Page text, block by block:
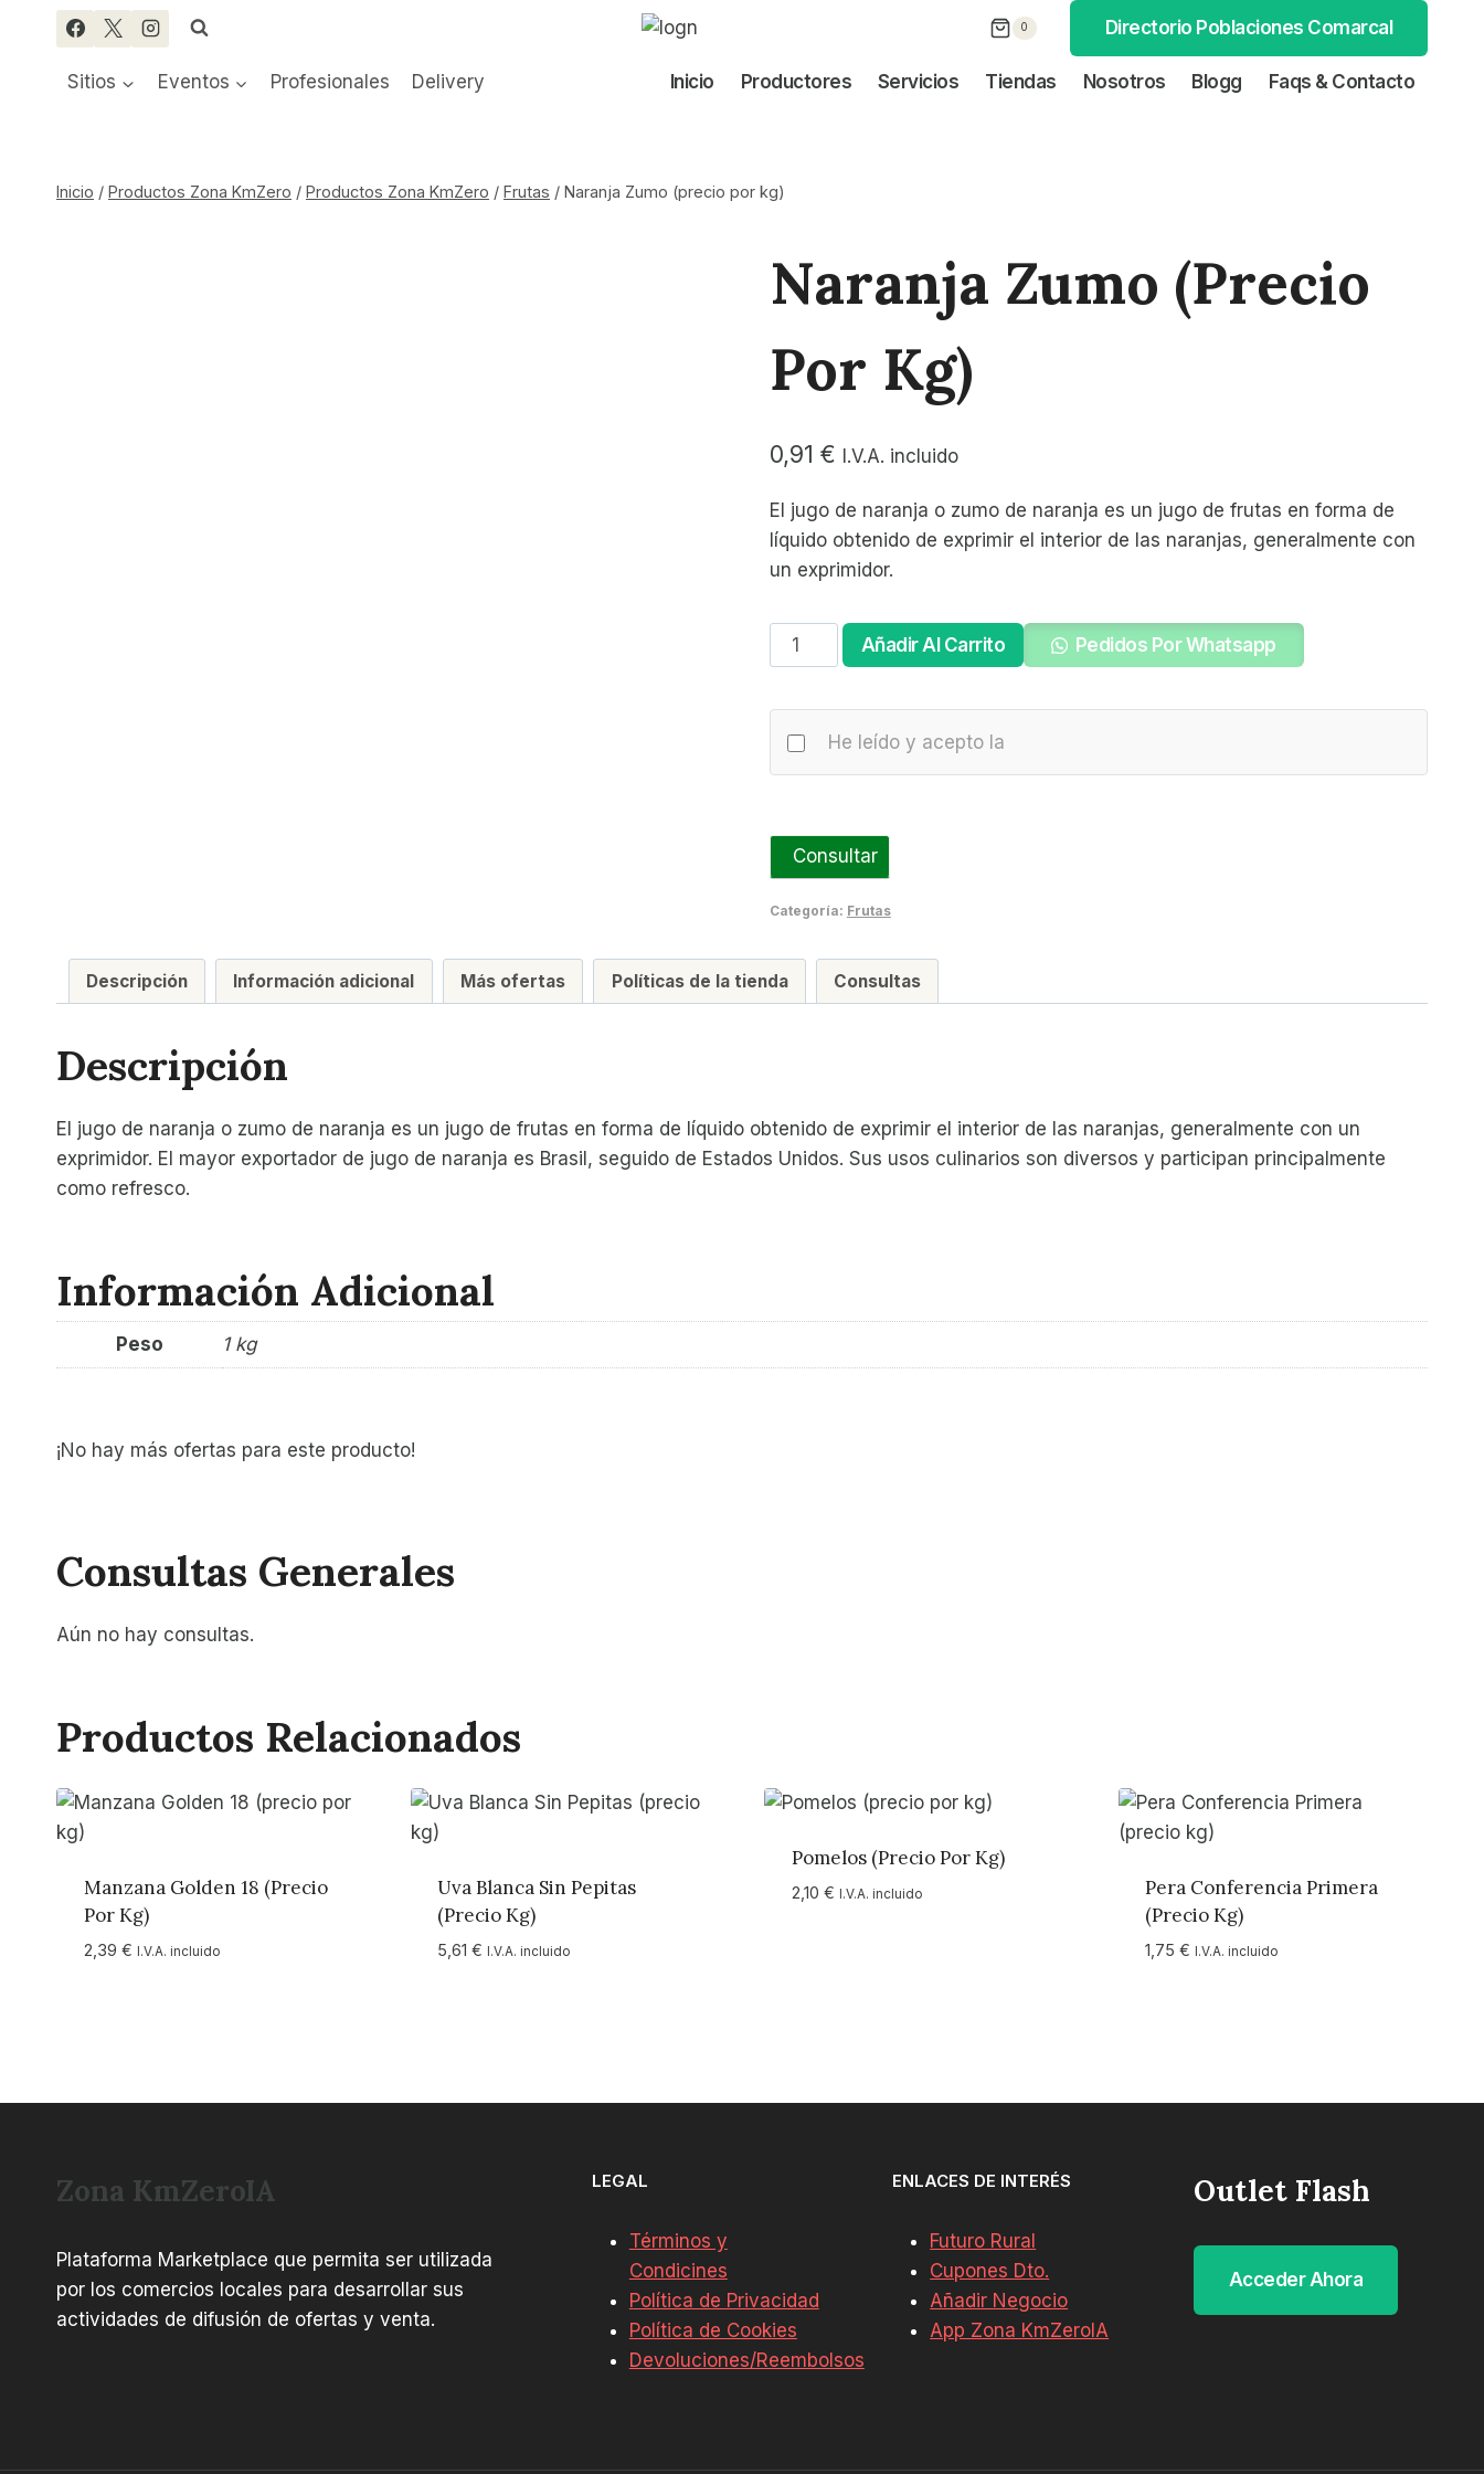
contenido
0 Directorio Poblaciones Comarcal
Sitios Eventos Profesionales Delivery Inicio Productores Servicios Tiendas Nosotros Blogg Faqs & Contacto
Inicio / Productos Zona KmZero / Productos Zona KmZero / Frutas / Naranja Zumo (precio por kg)
Naranja Zumo (precio
Por Kg)
0,91 € I.V.A. incluido
El jugo de naranja o zumo de naranja es un jugo de frutas en forma de
líquido obtenido de exprimir el interior de las naranjas, generalmente con
un exprimidor.
Naranja
Zumo
kg)
Añadir Al Carrito Pedidos Por Whatsapp
He leído y acepto la
Consultar
Categoría: Frutas
Descripción Información adicional Más ofertas Políticas de la tienda Consultas
Descripción
El jugo de naranja o zumo de naranja es un jugo de frutas en forma de líquido obtenido de exprimir el interior de las naranjas, generalmente con un
exprimidor. El mayor exportador de jugo de naranja es Brasil, seguido de Estados Unidos. Sus usos culinarios son diversos y participan principalmente
como refresco.
Información Adicional
Peso 1 kg
¡No hay más ofertas para este producto!
Consultas Generales
Aún no hay consultas.
Productos Relacionados
Manzana Golden 18 (precio
Por Kg)
2,39 € I.V.A. incluido
Uva Blanca Sin Pepitas
(precio Kg)
5,61 € I.V.A. incluido
Pomelos (precio Por Kg)
2,10 € I.V.A. incluido
Pera Conferencia Primera
(precio Kg)
1,75 € I.V.A. incluido
Zona KmZeroIA
Plataforma Marketplace que permita ser utilizada
por los comercios locales para desarrollar sus
actividades de difusión de ofertas y venta.
LEGAL
Términos y
Condicines
Política de Privacidad
Política de Cookies
Devoluciones/Reembolsos
ENLACES DE INTERÉS
Futuro Rural
Cupones Dto.
Añadir Negocio
App Zona KmZeroIA
Outlet Flash
Acceder Ahora